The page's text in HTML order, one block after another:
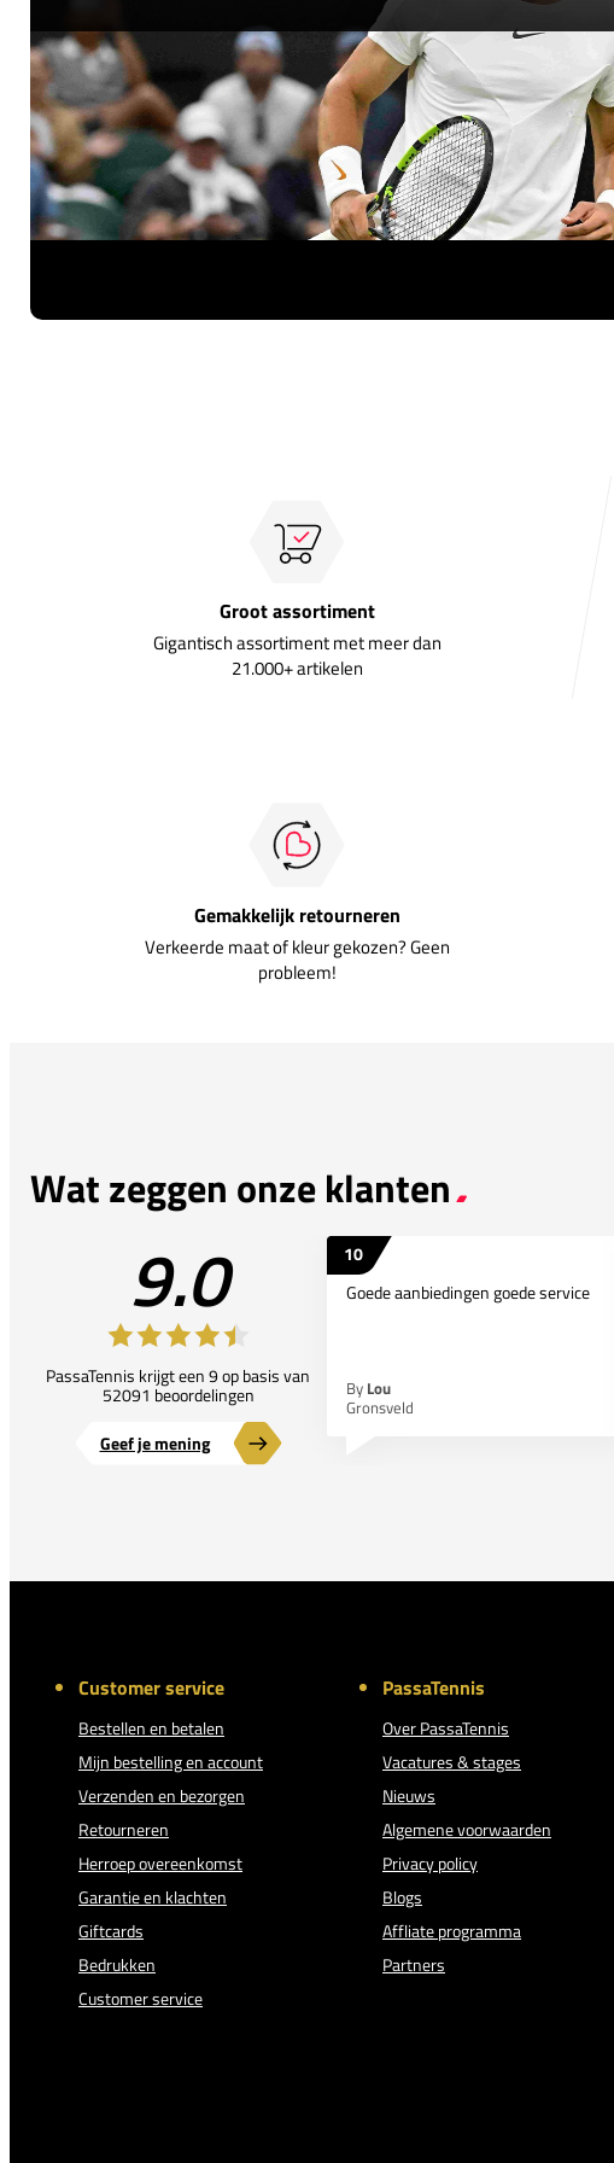
Ontdek het racket van Carlos Alcaraz: de Babolat Pure Aero 98.
Ideaal voor spelers die houden van power, spin en controle. Perfect
voor agressieve baseliners!
Groot assortiment
Gigantisch assortiment met meer dan
21.000+ artikelen
Gemakkelijk retourneren
Verkeerde maat of kleur gekozen? Geen
probleem!
Wat zeggen onze klanten
9.0
PassaTennis krijgt een 9 op basis van
52091 beoordelingen
Geef je mening
10
Goede aanbiedingen goede service
By Lou
Gronsveld
Customer service
Bestellen en betalen
Mijn bestelling en account
Verzenden en bezorgen
Retourneren
Herroep overeenkomst
Garantie en klachten
Giftcards
Bedrukken
Customer service
PassaTennis
Over PassaTennis
Vacatures & stages
Nieuws
Algemene voorwaarden
Privacy policy
Blogs
Affliate programma
Partners